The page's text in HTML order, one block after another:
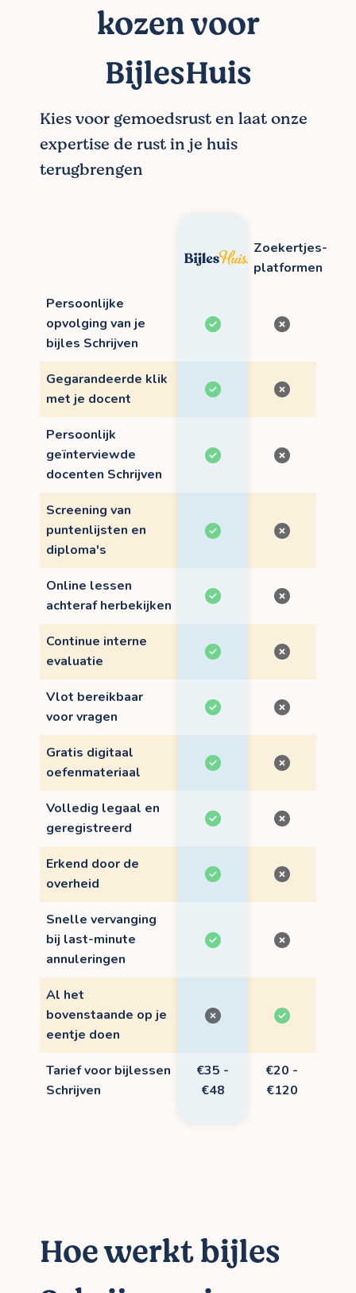
kozen voor
BijlesHuis
Kies voor gemoedsrust en laat onze
expertise de rust in je huis
terugbrengen
Zoekertjes-
platformen
Persoonlijke
opvolging van je
bijles Schrijven
Gegarandeerde klik
met je docent
Persoonlijk
geïnterviewde
docenten Schrijven
Screening van
puntenlijsten en
diploma's
Online lessen
achteraf herbekijken
Continue interne
evaluatie
Vlot bereikbaar
voor vragen
Gratis digitaal
oefenmateriaal
Volledig legaal en
geregistreerd
Erkend door de
overheid
Snelle vervanging
bij last-minute
annuleringen
Al het
bovenstaande op je
eentje doen
Tarief voor bijlessen
Schrijven
€35 -
€48
€20 -
€120
Hoe werkt bijles